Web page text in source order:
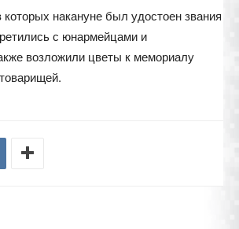
накануне был удостоен звания
с юнармейцами и
возложили цветы к мемориалу